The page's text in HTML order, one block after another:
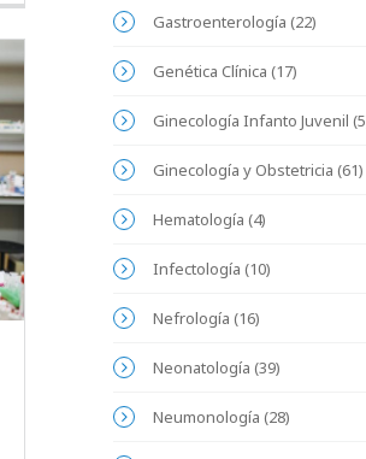
Gastroenterología (22)
Genética Clínica (17)
Ginecología Infanto Juvenil
Ginecología y Obstetricia (61)
Hematología (4)
Infectología (10)
Nefrología (16)
Neonatología (39)
Neumonología (28)